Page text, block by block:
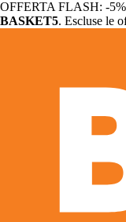
OFFERTA FLASH: -
BASKET5. Escluse le